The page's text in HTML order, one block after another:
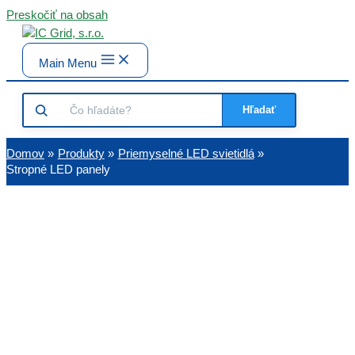
Preskočiť na obsah
Main Menu
Hľadať
Domov Produkty
Priemyselné LED svietidlá
Stropné LED panely